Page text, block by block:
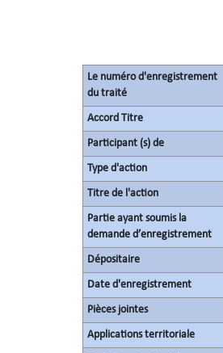
Le numéro d'enregistrement
du traité
Accord Titre
Participant (s) de
Type d'action
Titre de l'action
Partie ayant soumis la
demande d’enregistrement
Dépositaire
Date d'enregistrement
Pièces jointes
Applications territoriale